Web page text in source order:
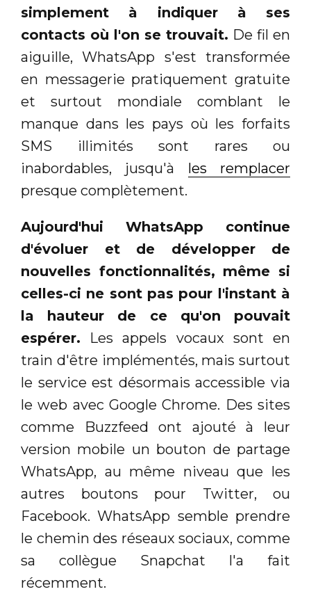
simplement à indiquer à ses
contacts où l'on se trouvait. De fil en
aiguille, WhatsApp s'est transformée
en messagerie pratiquement gratuite
et surtout mondiale comblant le
manque dans les pays où les forfaits
SMS illimités sont rares ou
inabordables, jusqu'à les remplacer
presque complètement.
Aujourd'hui WhatsApp continue
d'évoluer et de développer de
nouvelles fonctionnalités, même si
celles-ci ne sont pas pour l'instant à
la hauteur de ce qu'on pouvait
espérer. Les appels vocaux sont en
train d'être implémentés, mais surtout
le service est désormais accessible via
le web avec Google Chrome. Des sites
comme Buzzfeed ont ajouté à leur
version mobile un bouton de partage
WhatsApp, au même niveau que les
autres boutons pour Twitter, ou
Facebook. WhatsApp semble prendre
le chemin des réseaux sociaux, comme
sa collègue Snapchat l'a fait
récemment.